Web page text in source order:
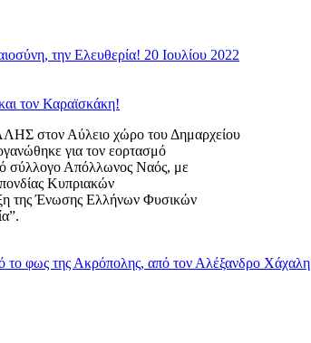
την Ελευθερία! 20 Ιουλίου 2022
τον Καραϊσκάκη!
στον Αύλειο χώρο του Δημαρχείου
για τον εορτασμό
σύλλογο Απόλλωνος Ναός, με
Κυπριακών
της Ένωσης Ελλήνων Φυσικών
φως της Ακρόπολης, από τον Αλέξανδρο Χάχαλη